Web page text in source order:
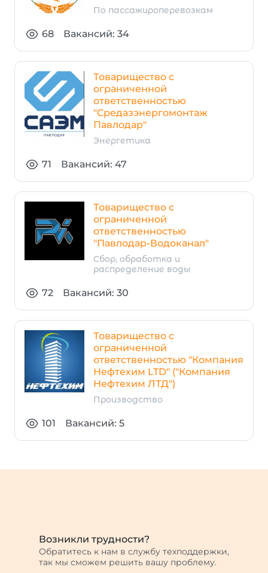
По пассажироперевозкам
68 Вакансий: 34
Товарищество с
ограниченной
ответственностью
"Средазэнергомонтаж
Павлодар"
Энергетика
71 Вакансий: 47
Товарищество с
ограниченной
ответственностью
"Павлодар-Водоканал"
Сбор, обработка и
распределение воды
72 Вакансий: 30
Товарищество с
ограниченной
ответственностью "Компания
Нефтехим LTD" ("Компания
Нефтехим ЛТД")
Производство
101 Вакансий: 5
Возникли трудности?
Обратитесь к нам в службу техподдержки,
так мы сможем решить вашу проблему.